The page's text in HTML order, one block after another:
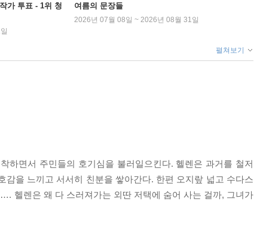
가 투표 - 1위 청
여름의 문장들
2026년 07월 08일 ~ 2026년 08월 31일
펼쳐보기
하면서 주민들의 호기심을 불러일으킨다. 헬렌은 과거를 철저
을 느끼고 서서히 친분을 쌓아간다. 한편 오지랖 넓고 수다스
헬렌은 왜 다 스러져가는 외딴 저택에 숨어 사는 걸까, 그녀가